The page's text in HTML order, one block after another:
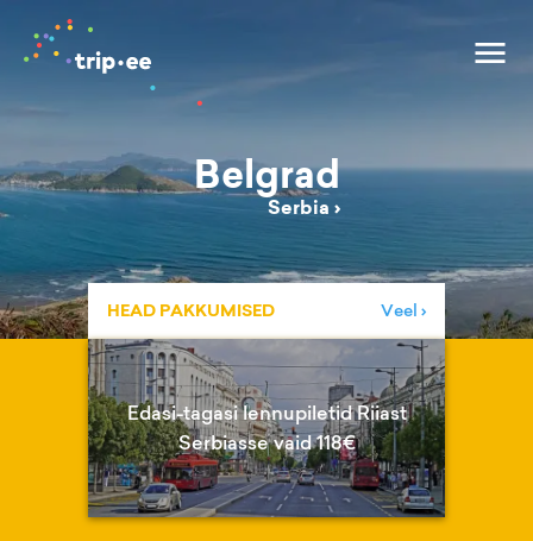
Belgrad
Serbia ›
HEAD PAKKUMISED Veel ›
Edasi-tagasi lennupiletid Riiast
Serbiasse vaid 118€